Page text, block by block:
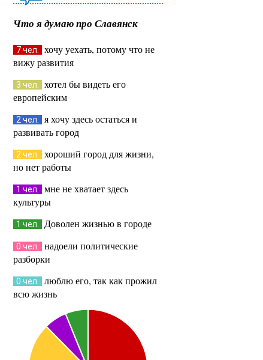
Что я думаю про Славянск
7 чел.
хочу уехать, потому что не
вижу развития
3 чел.
хотел бы видеть его
европейским
2 чел.
я хочу здесь остаться и
развивать город
2 чел.
хороший город для жизни,
но нет работы
1 чел.
мне не хватает здесь
культуры
1 чел. Доволен жизнью в городе
0 чел.
надоели политические
разборки
0 чел.
люблю его, так как прожил
всю жизнь